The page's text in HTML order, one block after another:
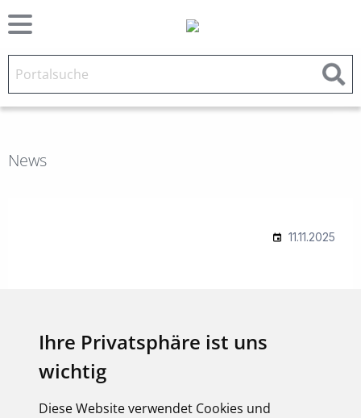
Ihre Privatsphäre ist uns
wichtig
Diese Website verwendet Cookies und
News